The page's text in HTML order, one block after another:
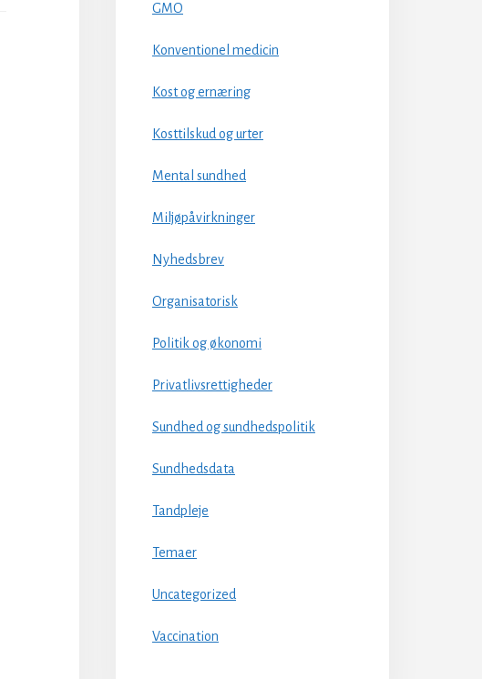
GMO
Konventionel medicin
Kost og ernæring
Kosttilskud og urter
Mental sundhed
Miljøpåvirkninger
Nyhedsbrev
Organisatorisk
Politik og økonomi
Privatlivsrettigheder
Sundhed og sundhedspolitik
Sundhedsdata
Tandpleje
Temaer
Uncategorized
Vaccination